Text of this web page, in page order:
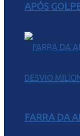
APÓS
FARRA DA